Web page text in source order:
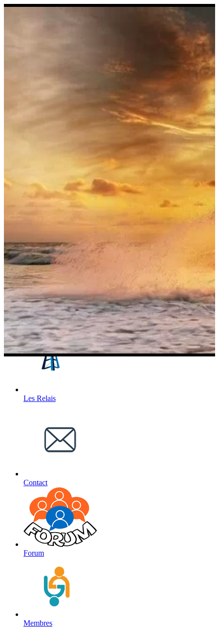
Aller au contenu
Les relais dans le Var 83 -
▼
AD-REF83
Activités
Les Relais
Contact
Forum
Membres